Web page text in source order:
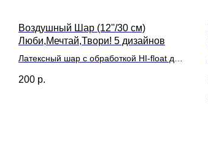
Воздушный Шар (12''/30 см)
Люби,Мечтай,Твори! 5 дизайнов
Латексный шар с обработкой HI-float для
200 р.